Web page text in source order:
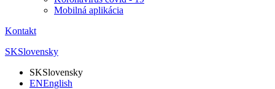
Mobilná aplikácia
Kontakt
SKSlovensky
SKSlovensky
ENEnglish